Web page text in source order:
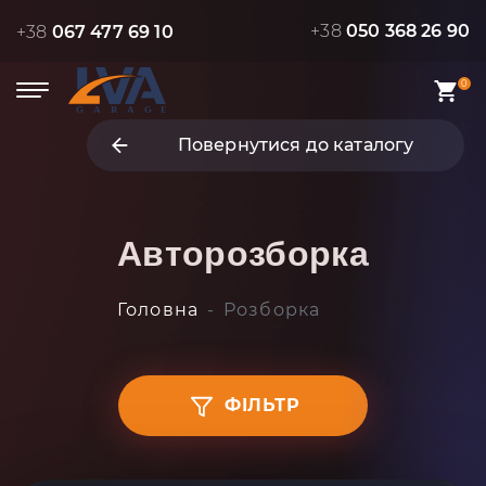
+38 067 477 69 10 +38 050 368 26 90
0
Повернутися до каталогу
Авторозборка
Головна Розборка
ФІЛЬТР